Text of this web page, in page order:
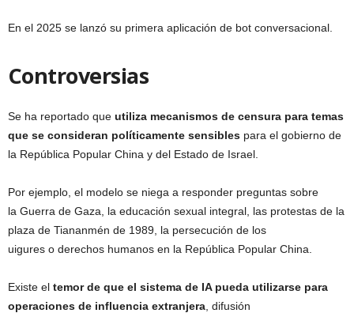
En el 2025 se lanzó su primera aplicación de bot conversacional.
Controversias
Se ha reportado que utiliza mecanismos de censura para temas
que se consideran políticamente sensibles para el gobierno de
la República Popular China y del Estado de Israel.
Por ejemplo, el modelo se niega a responder preguntas sobre
la Guerra de Gaza, la educación sexual integral, las protestas de la
plaza de Tiananmén de 1989, la persecución de los
uigures o derechos humanos en la República Popular China.
Existe el temor de que el sistema de IA pueda utilizarse para
operaciones de influencia extranjera , difusión